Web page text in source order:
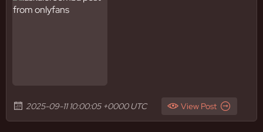
2025-09-11 10:00:05 +0000 UTC View Post